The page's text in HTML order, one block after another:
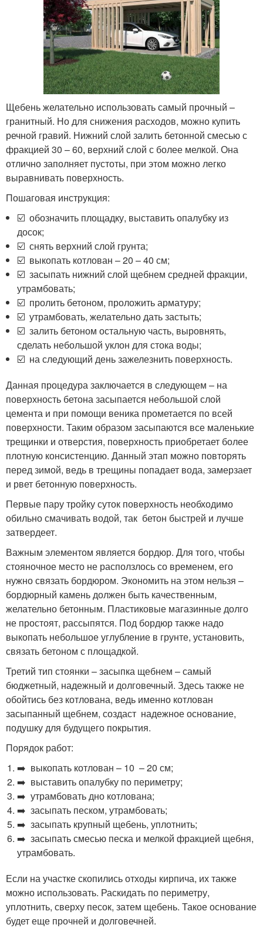
Щебень желательно использовать самый прочный –
гранитный. Но для снижения расходов, можно купить
речной гравий. Нижний слой залить бетонной смесью с
фракцией 30 – 60, верхний слой с более мелкой. Она
отлично заполняет пустоты, при этом можно легко
выравнивать поверхность.
Пошаговая инструкция:
☑️ обозначить площадку, выставить опалубку из
досок;
☑️ снять верхний слой грунта;
☑️ выкопать котлован – 20 – 40 см;
☑️ засыпать нижний слой щебнем средней фракции,
утрамбовать;
☑️ пролить бетоном, проложить арматуру;
☑️ утрамбовать, желательно дать застыть;
☑️ залить бетоном остальную часть, выровнять,
сделать небольшой уклон для стока воды;
☑️ на следующий день зажелезнить поверхность.
Данная процедура заключается в следующем – на
поверхность бетона засыпается небольшой слой
цемента и при помощи веника прометается по всей
поверхности. Таким образом засыпаются все маленькие
трещинки и отверстия, поверхность приобретает более
плотную консистенцию. Данный этап можно повторять
перед зимой, ведь в трещины попадает вода, замерзает
и рвет бетонную поверхность.
Первые пару тройку суток поверхность необходимо
обильно смачивать водой, так бетон быстрей и лучше
затвердеет.
Важным элементом является бордюр. Для того, чтобы
стояночное место не расползлось со временем, его
нужно связать бордюром. Экономить на этом нельзя –
бордюрный камень должен быть качественным,
желательно бетонным. Пластиковые магазинные долго
не простоят, рассыпятся. Под бордюр также надо
выкопать небольшое углубление в грунте, установить,
связать бетоном с площадкой.
Третий тип стоянки – засыпка щебнем – самый
бюджетный, надежный и долговечный. Здесь также не
обойтись без котлована, ведь именно котлован
засыпанный щебнем, создаст надежное основание,
подушку для будущего покрытия.
Порядок работ:
➡️ выкопать котлован – 10 – 20 см;
➡️ выставить опалубку по периметру;
➡️ утрамбовать дно котлована;
➡️ засыпать песком, утрамбовать;
➡️ засыпать крупный щебень, уплотнить;
➡️ засыпать смесью песка и мелкой фракцией щебня,
утрамбовать.
Если на участке скопились отходы кирпича, их также
можно использовать. Раскидать по периметру,
уплотнить, сверху песок, затем щебень. Такое основание
будет еще прочней и долговечней.